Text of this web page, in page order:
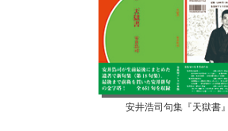
安井浩司句集『天獄書』